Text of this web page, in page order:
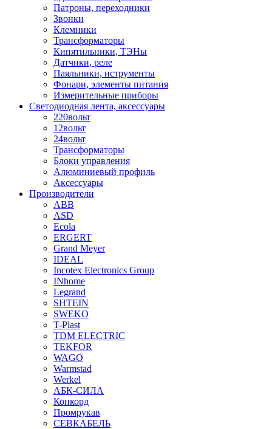
Патроны, переходники
Звонки
Клемники
Трансформаторы
Кипятильники, ТЭНы
Датчики, реле
Паяльники, иструменты
Фонари, элементы питания
Измерительные приборы
Светодиодная лента, аксессуары
220вольт
12вольт
24вольт
Трансформаторы
Блоки управления
Алюминиевый профиль
Аксессуары
Производители
ABB
ASD
Ecola
ERGERT
Grand Meyer
IDEAL
Incotex Electronics Group
INhome
Legrand
SHTEIN
SWEKO
T-Plast
TDM ELECTRIC
TEKFOR
WAGO
Warmstad
Werkel
АБК-СИЛА
Конкорд
Промрукав
СЕВКАБЕЛЬ